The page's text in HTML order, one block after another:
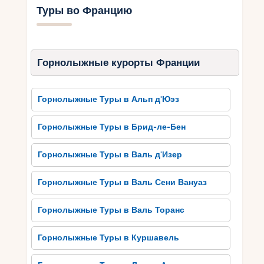
исторических зданий и
достопримечательностей, рассказывающих о
Благодаря своему архитектурному наследию,
Тулуза способна перенести вас в прошлое и
погрузиться в незабываемую атмосферу.
Каждый уголок города скрывает свои тайны и
исторические факты, которые можно изучить в
течение целого дня. Также важным элементом
атмосферы Тулузы есть ее гостеприимство и
дружелюбие жителей. Они с радостью
поделятся с вами своими секретами об этом
замечательном городе и помогут насладиться
его всеми преимуществами.
Достопримечательности
Тулузы
Туры во Францию
Горнолыжные курорты Франции
Горнолыжные Туры в Альп д'Юэз
Горнолыжные Туры в Брид-ле-Бен
Горнолыжные Туры в Валь д'Изер
Горнолыжные Туры в Валь Сени Вануаз
Горнолыжные Туры в Валь Торанс
Горнолыжные Туры в Куршавель